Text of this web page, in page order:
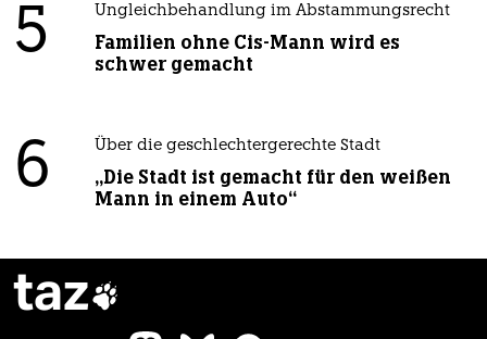
5 Ungleichbehandlung im Abstammungsrecht
Familien ohne Cis-Mann wird es
schwer gemacht
6 Über die geschlechtergerechte Stadt
„Die Stadt ist gemacht für den weißen
Mann in einem Auto“
taz